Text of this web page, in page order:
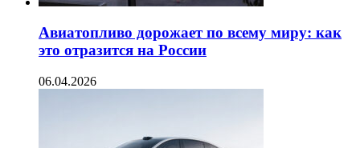
Авиатопливо дорожает по всему миру: как
это отразится на России
06.04.2026